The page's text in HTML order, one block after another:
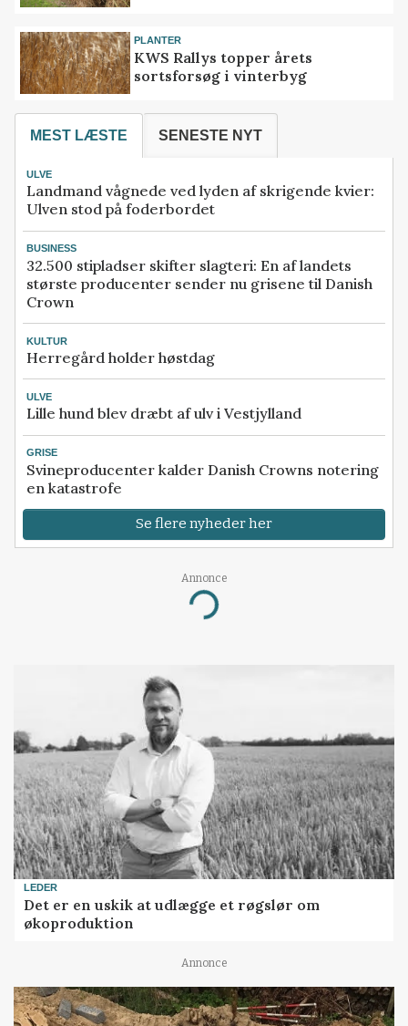
PLANTER
KWS Rallys topper årets
sortsforsøg i vinterbyg
MEST LÆSTE SENESTE NYT
ULVE
Landmand vågnede ved lyden af skrigende kvier:
Ulven stod på foderbordet
BUSINESS
32.500 stipladser skifter slagteri: En af landets
største producenter sender nu grisene til Danish
Crown
KULTUR
Herregård holder høstdag
ULVE
Lille hund blev dræbt af ulv i Vestjylland
GRISE
Svineproducenter kalder Danish Crowns notering
en katastrofe
Se flere nyheder her
Annonce
Loading...
LEDER
Det er en uskik at udlægge et røgslør om
økoproduktion
Annonce